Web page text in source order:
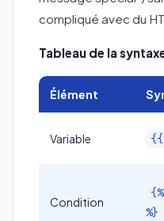
compliqué avec du
Tableau de la
Élément
Variable
Condition
%}